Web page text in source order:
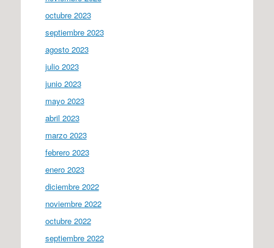
octubre 2023
septiembre 2023
agosto 2023
julio 2023
junio 2023
mayo 2023
abril 2023
marzo 2023
febrero 2023
enero 2023
diciembre 2022
noviembre 2022
octubre 2022
septiembre 2022